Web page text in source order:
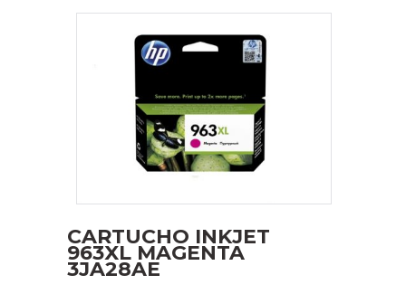
CARTUCHO INKJET
963XL MAGENTA
3JA28AE